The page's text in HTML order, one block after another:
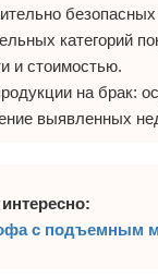
категорий
и стоимостью.
на брак:
выявленных
с подъемным